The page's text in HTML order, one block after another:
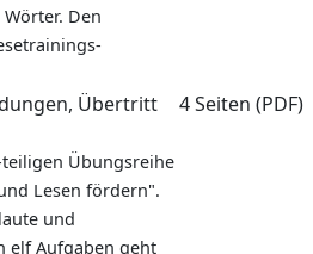
Den
Übertritt
teiligen Übungsreihe
Lesen fördern".
und
elf Aufgaben geht
4 Seiten (PDF)